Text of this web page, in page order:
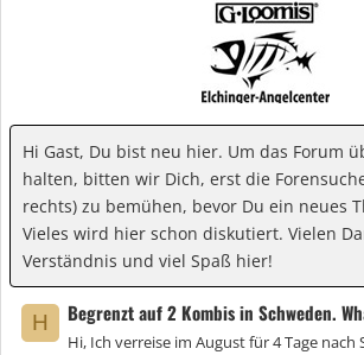
Hi Gast, Du bist neu hier. Um das Forum
halten, bitten wir Dich, erst die
rechts) zu bemühen, bevor Du ein neues
Vieles wird hier schon diskutiert. Vielen
Verständnis und viel Spaß hier!
H Begrenzt auf 2 Kombis in Schweden.
Hi, Ich verreise im August für 4 Tage nach